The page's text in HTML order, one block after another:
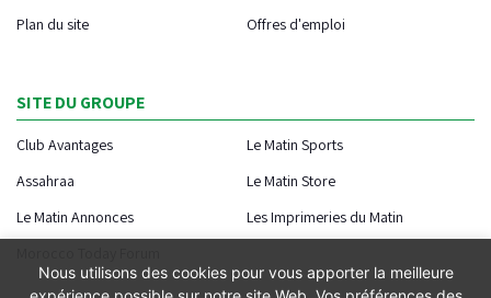
Plan du site
Offres d'emploi
SITE DU GROUPE
Club Avantages
Le Matin Sports
Assahraa
Le Matin Store
Le Matin Annonces
Les Imprimeries du Matin
Nous utilisons des cookies pour vous apporter la meilleure